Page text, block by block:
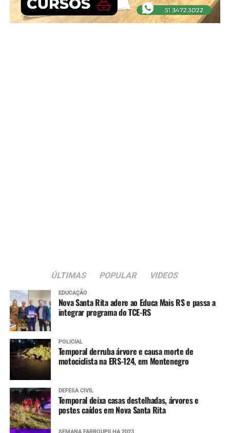
ÚLTIMAS POPULAR VIDEOS
EDUCAÇÃO
Nova Santa Rita adere ao Educa Mais RS e passa a
integrar programa do TCE-RS
POLICIAL
Temporal derruba árvore e causa morte de
motociclista na ERS-124, em Montenegro
DEFESA CIVIL
Temporal deixa casas destelhadas, árvores e
postes caídos em Nova Santa Rita